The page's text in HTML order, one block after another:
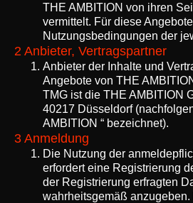
THE AMBITION von ihren
vermittelt. Für diese
Nutzungsbedingungen der
2 Anbieter, Vertragspartner
Anbieter der Inhalte und
Angebote von THE
TMG ist die THE AMBITION
40217 Düsseldorf
AMBITION “ bezeichnet).
3 Anmeldung
Die Nutzung der
erfordert eine Registrierung
der Registrierung erfragten
wahrheitsgemäß